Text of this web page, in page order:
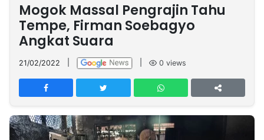
Nasional
International
Olahraga
Entertainment
Daerah
Pariwisata
Kuliner
Kolom
Network
PT
TREETAN
INDONESIA
Mogok Massal Pengrajin Tahu
Tempe, Firman Soebagyo
Angkat Suara
21/02/2022 0 views